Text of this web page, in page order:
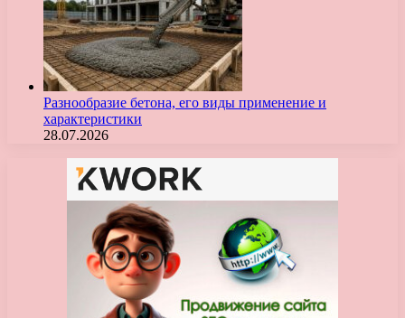
Разнообразие бетона, его виды применение и
характеристики
28.07.2026